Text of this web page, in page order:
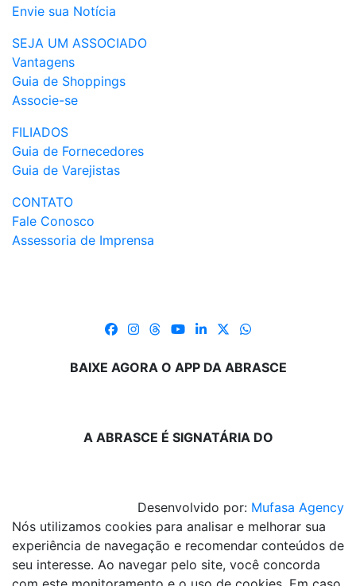
Envie sua Notícia
SEJA UM ASSOCIADO
Vantagens
Guia de Shoppings
Associe-se
FILIADOS
Guia de Fornecedores
Guia de Varejistas
CONTATO
Fale Conosco
Assessoria de Imprensa
BAIXE AGORA O APP DA ABRASCE
A ABRASCE É SIGNATÁRIA DO
Desenvolvido por: Mufasa Agency
Nós utilizamos cookies para analisar e melhorar sua
experiência de navegação e recomendar conteúdos de
seu interesse. Ao navegar pelo site, você concorda